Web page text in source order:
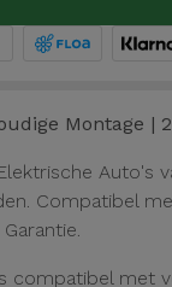
Montage |
Auto's
Compatibel
compatibel met